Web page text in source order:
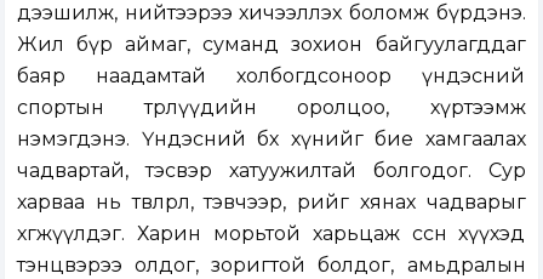
дээшилж, нийтээрээ хичээллэх боломж бүрдэнэ.
Жил бүр аймаг, суманд зохион байгуулагддаг
баяр наадамтай холбогдсоноор үндэсний
спортын төрлүүдийн оролцоо, хүртээмж
нэмэгдэнэ. Үндэсний бөх хүнийг бие хамгаалах
чадвартай, тэсвэр хатуужилтай болгодог. Сур
харваа нь төвлөрөл, тэвчээр, өөрийгөө хянах чадварыг
хөгжүүлдэг. Харин морьтой харьцаж өссөн хүүхэд
тэнцвэрээ олдог, зоригтой болдог, амьдралын